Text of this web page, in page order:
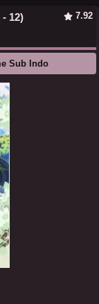
12)
7.92
Sub Indo